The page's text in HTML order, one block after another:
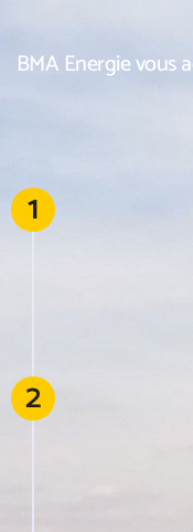
BMA Energie vous
1
2